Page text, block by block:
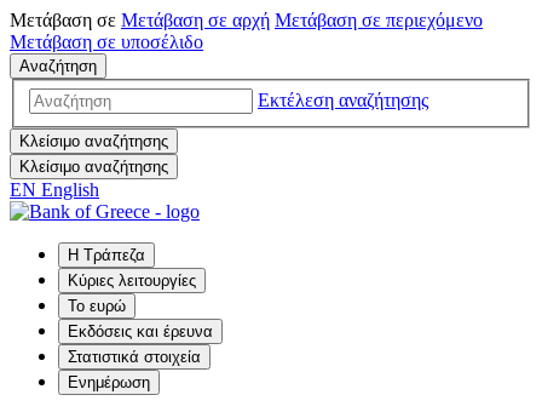
Μετάβαση σε Μετάβαση σε αρχή Μετάβαση σε περιεχόμενο
Μετάβαση σε υποσέλιδο
Αναζήτηση
Εκτέλεση αναζήτησης
Κλείσιμο αναζήτησης
Κλείσιμο αναζήτησης
EN English
Η Τράπεζα
Κύριες λειτουργίες
Το ευρώ
Εκδόσεις και έρευνα
Στατιστικά στοιχεία
Ενημέρωση